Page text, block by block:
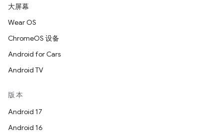
大屏幕
Wear OS
ChromeOS 设备
Android for Cars
Android TV
版本
Android 17
Android 16